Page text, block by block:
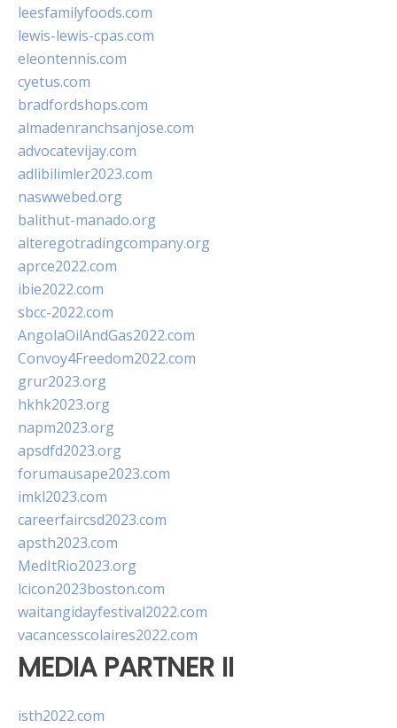
leesfamilyfoods.com
lewis-lewis-cpas.com
eleontennis.com
cyetus.com
bradfordshops.com
almadenranchsanjose.com
advocatevijay.com
adlibilimler2023.com
naswwebed.org
balithut-manado.org
alteregotradingcompany.org
aprce2022.com
ibie2022.com
sbcc-2022.com
AngolaOilAndGas2022.com
Convoy4Freedom2022.com
grur2023.org
hkhk2023.org
napm2023.org
apsdfd2023.org
forumausape2023.com
imkl2023.com
careerfaircsd2023.com
apsth2023.com
MedItRio2023.org
lcicon2023boston.com
waitangidayfestival2022.com
vacancesscolaires2022.com
MEDIA PARTNER II
isth2022.com